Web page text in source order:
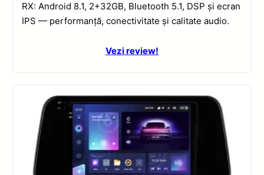
RX: Android 8.1, 2+32GB, Bluetooth 5.1, DSP și ecran
IPS — performanță, conectivitate și calitate audio.
Vezi review!